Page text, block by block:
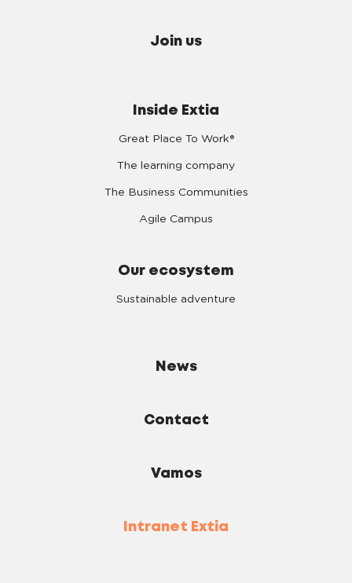
Join us
Inside Extia
Great Place To Work®
The learning company
The Business Communities
Agile Campus
Our ecosystem
Sustainable adventure
News
Contact
Vamos
Intranet Extia